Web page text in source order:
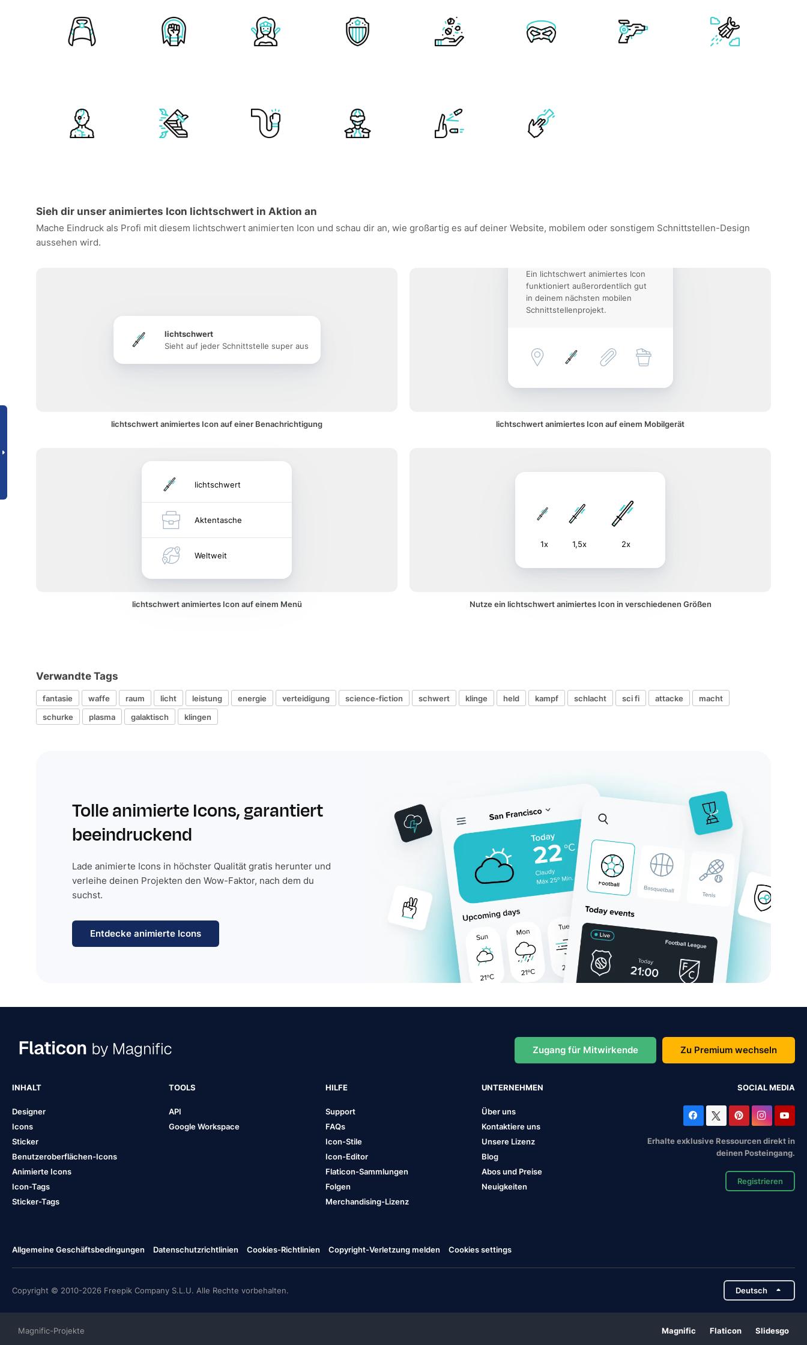
Sieh dir unser animiertes Icon lichtschwert in Aktion an
Mache Eindruck als Profi mit diesem lichtschwert animierten Icon und schau dir an, wie großartig es auf deiner Website, mobilem oder sonstigem Schnittstellen-Design
aussehen wird.
lichtschwert
Sieht auf jeder Schnittstelle super aus
lichtschwert animiertes Icon auf einer Benachrichtigung
Ein lichtschwert animiertes Icon
funktioniert außerordentlich gut
in deinem nächsten mobilen
Schnittstellenprojekt.
lichtschwert animiertes Icon auf einem Mobilgerät
lichtschwert
Aktentasche
Weltweit
lichtschwert animiertes Icon auf einem Menü
1x 1,5x 2x
Nutze ein lichtschwert animiertes Icon in verschiedenen Größen
Verwandte Tags
fantasie waffe raum licht leistung energie verteidigung science-fiction schwert klinge held kampf schlacht sci fi attacke
macht
schurke
plasma galaktisch klingen
Tolle animierte Icons, garantiert
beeindruckend
Lade animierte Icons in höchster Qualität gratis herunter und
verleihe deinen Projekten den Wow-Faktor, nach dem du
suchst.
Entdecke animierte Icons
Zugang für Mitwirkende Zu Premium wechseln
INHALT
Designer
Icons
Sticker
Benutzeroberflächen-Icons
Animierte Icons
Icon-Tags
Sticker-Tags
TOOLS
API
Google Workspace
HILFE
Support
FAQs
Icon-Stile
Icon-Editor
Flaticon-Sammlungen
Folgen
Merchandising-Lizenz
UNTERNEHMEN
Über uns
Kontaktiere uns
Unsere Lizenz
Blog
Abos und Preise
Neuigkeiten
SOCIAL MEDIA
Erhalte exklusive Ressourcen direkt in
deinen Posteingang.
Registrieren
Allgemeine Geschäftsbedingungen Datenschutzrichtlinien Cookies-Richtlinien Copyright-Verletzung melden Cookies settings
Copyright © 2010-2026 Freepik Company S.L.U. Alle Rechte vorbehalten. Deutsch
Magnific-Projekte Magnific Flaticon Slidesgo